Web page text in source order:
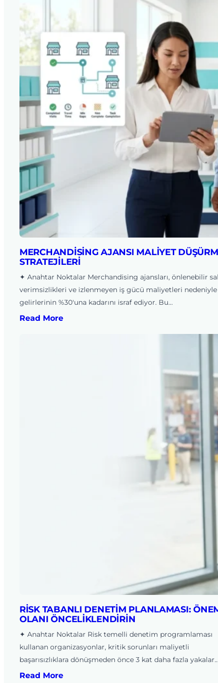
MERCHANDISING AJANSI MALIYET
STRATEJILERI
✦ Anahtar Noktalar Merchandising ajansları, önlenebilir
verimsizlikleri ve izlenmeyen iş gücü maliyetleri nedeniyle
gelirlerinin %30'una kadarını israf ediyor. Bu…
Read More
RISK TABANLI DENETIM PLANLAMASI:
OLANI ÖNCELIKLENDIRIN
✦ Anahtar Noktalar Risk temelli denetim programlaması
kullanan organizasyonlar, kritik sorunları maliyetli
başarısızlıklara dönüşmeden önce 3 kat daha fazla
Read More